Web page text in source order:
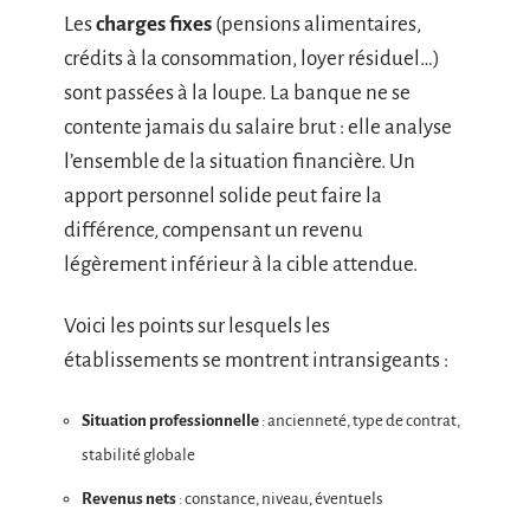
Lescharges fixes (pensions alimentaires,
crédits à la consommation, loyer résiduel…)
sont passées à la loupe. La banque ne se
contente jamais du salaire brut : elle analyse
l’ensemble de la situation financière. Un
apport personnel solide peut faire la
différence, compensant un revenu
légèrement inférieur à la cible attendue.
Voici les points sur lesquels les
établissements se montrent intransigeants :
Situation professionnelle : ancienneté, type de contrat,
stabilité globale
Revenus nets : constance, niveau, éventuels